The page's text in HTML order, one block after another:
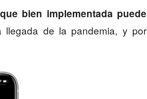
bien implementada puede
llegada de la pandemia, y por